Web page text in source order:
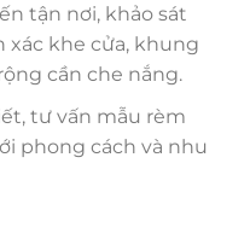
tận nơi, khảo sát
xác khe cửa, khung
cần che nắng.
tư vấn mẫu rèm
phong cách và nhu